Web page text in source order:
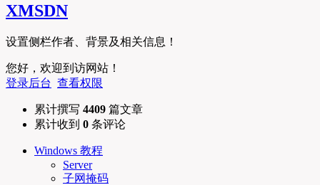
XMSDN
设置侧栏作者、背景及相关信息！
您好，欢迎到访网站！
登录后台 查看权限
累计撰写 4409 篇文章
累计收到 0 条评论
Windows 教程
Server
子网掩码